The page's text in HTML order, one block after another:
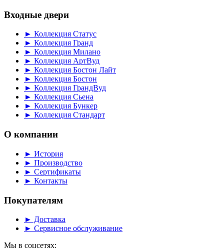
Входные двери
► Коллекция Статус
► Коллекция Гранд
► Коллекция Милано
► Коллекция АртВуд
► Коллекция Бостон Лайт
► Коллекция Бостон
► Коллекция ГрандВуд
► Коллекция Сьена
► Коллекция Бункер
► Коллекция Стандарт
О компании
► История
► Производство
► Сертификаты
► Контакты
Покупателям
► Доставка
► Сервисное обслуживание
Мы в соцсетях: